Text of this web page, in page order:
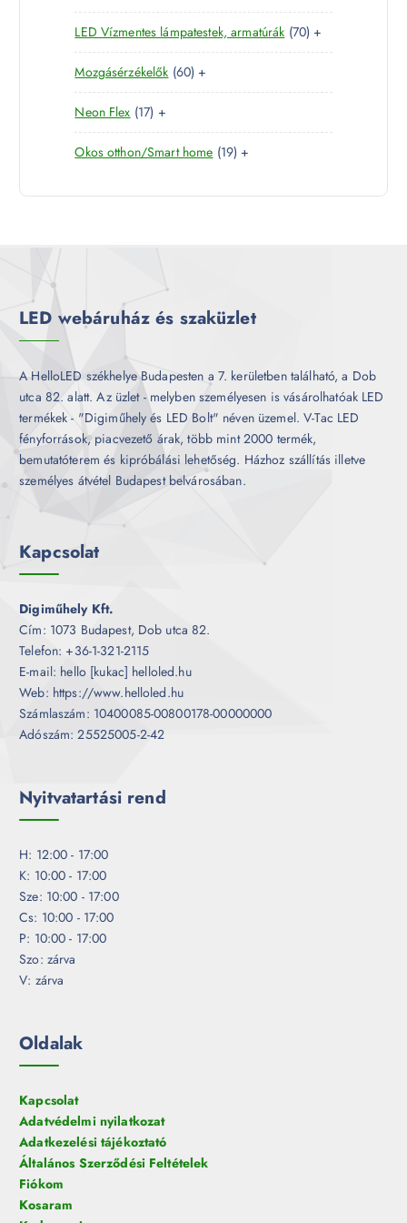
é
k
r
m
é
e
r
m
é
k
4
t
e
r
m
k
LED Vízmentes lámpatestek, armatúrák 707
0
e
m
+
Mozgásérzékelők 606
0
e
r
é
+
Neon Flex 171
7
t
r
+
Okos otthon/Smart home 191
t
+
LED webáruház és szaküzlet
A HelloLED székhelye Budapesten a 7. kerületben található, a Dob
utca 82. alatt. Az üzlet - melyben személyesen is vásárolhatóak LED
termékek - "Digiműhely és LED Bolt" néven üzemel. V-Tac LED
fényforrások, piacvezető árak, több mint 2000 termék,
bemutatóterem és kipróbálási lehetőség. Házhoz szállítás illetve
személyes átvétel Budapest belvárosában.
Kapcsolat
Digiműhely Kft.
Cím: 1073 Budapest, Dob utca 82.
Telefon: +36-1-321-2115
E-mail: hello [kukac] helloled.hu
Web: https://www.helloled.hu
Számlaszám: 10400085-00800178-00000000
Adószám: 25525005-2-42
Nyitvatartási rend
H: 12:00 - 17:00
K: 10:00 - 17:00
Sze: 10:00 - 17:00
Cs: 10:00 - 17:00
P: 10:00 - 17:00
Szo: zárva
V: zárva
Oldalak
Kapcsolat
Adatvédelmi nyilatkozat
Adatkezelési tájékoztató
Általános Szerződési Feltételek
Fiókom
Kosaram